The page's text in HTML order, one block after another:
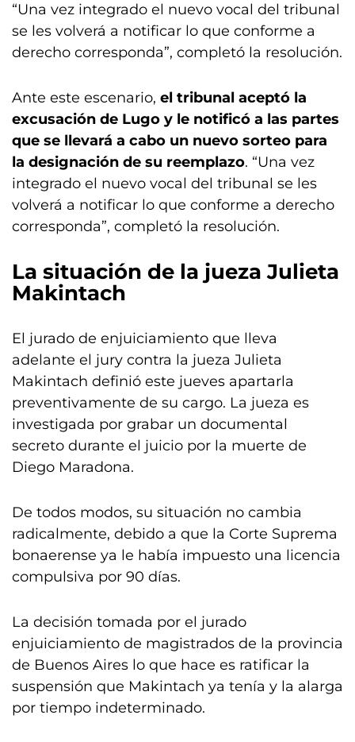
“Una vez integrado el nuevo vocal del tribunal
se les volverá a notificar lo que conforme a
derecho corresponda”, completó la resolución.
Ante este escenario, el tribunal aceptó la
excusación de Lugo y le notificó a las partes
que se llevará a cabo un nuevo sorteo para
la designación de su reemplazo. “Una vez
integrado el nuevo vocal del tribunal se les
volverá a notificar lo que conforme a derecho
corresponda”, completó la resolución.
La situación de la jueza Julieta
Makintach
El jurado de enjuiciamiento que lleva
adelante el jury contra la jueza Julieta
Makintach definió este jueves apartarla
preventivamente de su cargo. La jueza es
investigada por grabar un documental
secreto durante el juicio por la muerte de
Diego Maradona.
De todos modos, su situación no cambia
radicalmente, debido a que la Corte Suprema
bonaerense ya le había impuesto una licencia
compulsiva por 90 días.
La decisión tomada por el jurado
enjuiciamiento de magistrados de la provincia
de Buenos Aires lo que hace es ratificar la
suspensión que Makintach ya tenía y la alarga
por tiempo indeterminado.